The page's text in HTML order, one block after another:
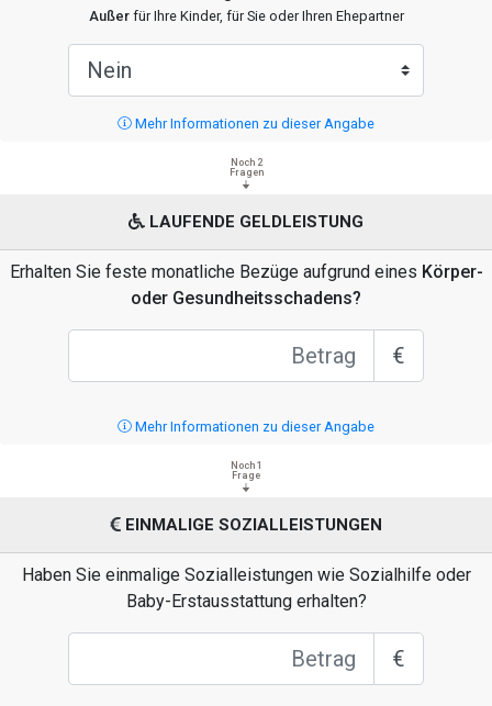
Außerfür Ihre Kinder, für Sie oder Ihren Ehepartner
Mehr Informationen zu dieser Angabe
Noch 2
Fragen
LAUFENDE GELDLEISTUNG
Erhalten Sie feste monatliche Bezüge aufgrund eines Körper-
oder Gesundheitsschadens?
€
Mehr Informationen zu dieser Angabe
Noch 1
Frage
EINMALIGE SOZIALLEISTUNGEN
Haben Sie einmalige Sozialleistungen wie Sozialhilfe oder
Baby-Erstausstattung erhalten?
€